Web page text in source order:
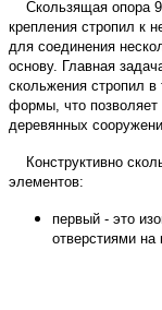
Скользящая опора
крепления стропил к
для соединения
основу. Главная
скольжения стропил в
формы, что позволяет
деревянных
Конструктивно
элементов:
первый - это
отверстиями на